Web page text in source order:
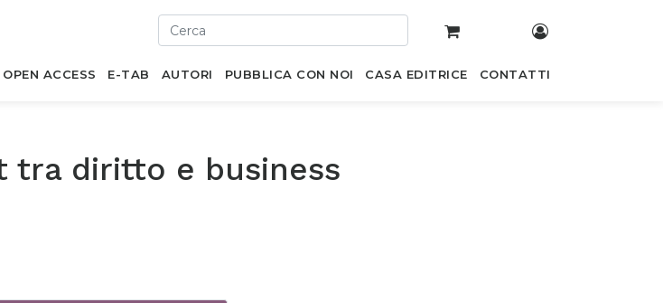
OPEN ACCESS E-TAB AUTORI PUBBLICA CON NOI CASA EDITRICE CONTATTI
tra diritto e business